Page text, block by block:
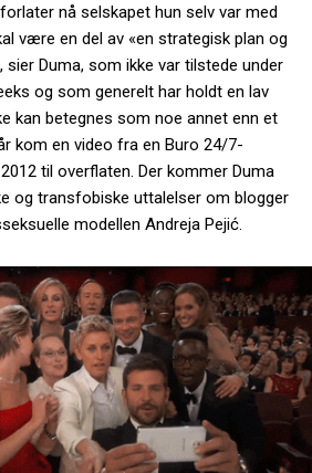
nå selskapet hun selv var med
være en del av «en strategisk plan og
sier Duma, som ikke var tilstede under
og som generelt har holdt en lav
kan betegnes som noe annet enn et
kom en video fra en Buro 24/7-
til overflaten. Der kommer Duma
og transfobiske uttalelser om blogger
modellen Andreja Pejić.